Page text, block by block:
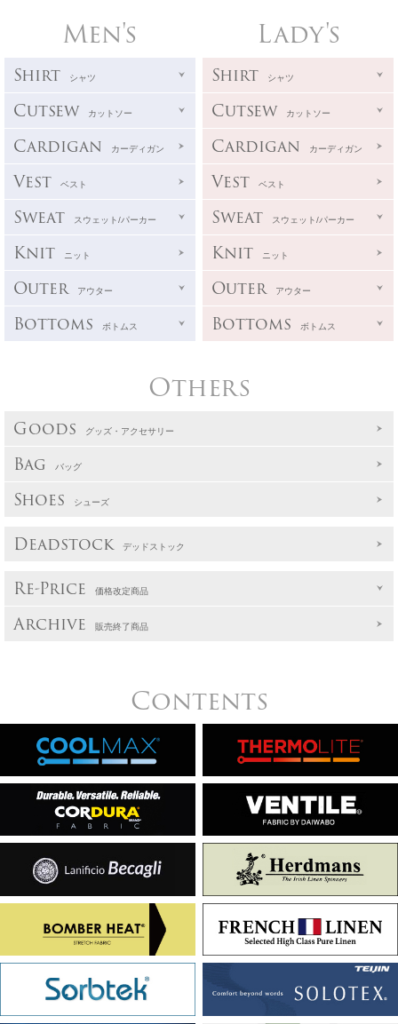
Men's
Shirt シャツ
Cutsew カットソー
Cardigan カーディガン
Vest ベスト
Sweat スウェット/パーカー
Knit ニット
Outer アウター
Bottoms ボトムス
Lady's
Shirt シャツ
Cutsew カットソー
Cardigan カーディガン
Vest ベスト
Sweat スウェット/パーカー
Knit ニット
Outer アウター
Bottoms ボトムス
Others
Goods グッズ・アクセサリー
Bag バッグ
Shoes シューズ
Deadstock デッドストック
Re-Price 価格改定商品
Archive 販売終了商品
Contents